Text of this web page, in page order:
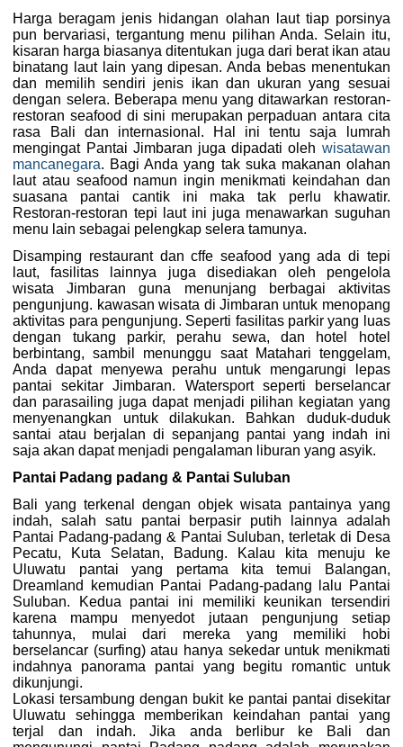
Harga beragam jenis hidangan olahan laut tiap porsinya
pun bervariasi, tergantung menu pilihan Anda. Selain itu,
kisaran harga biasanya ditentukan juga dari berat ikan atau
binatang laut lain yang dipesan. Anda bebas menentukan
dan memilih sendiri jenis ikan dan ukuran yang sesuai
dengan selera. Beberapa menu yang ditawarkan restoran-
restoran seafood di sini merupakan perpaduan antara cita
rasa Bali dan internasional. Hal ini tentu saja lumrah
mengingat Pantai Jimbaran juga dipadati oleh wisatawan
mancanegara. Bagi Anda yang tak suka makanan olahan
laut atau seafood namun ingin menikmati keindahan dan
suasana pantai cantik ini maka tak perlu khawatir.
Restoran-restoran tepi laut ini juga menawarkan suguhan
menu lain sebagai pelengkap selera tamunya.
Disamping restaurant dan cffe seafood yang ada di tepi
laut, fasilitas lainnya juga disediakan oleh pengelola
wisata Jimbaran guna menunjang berbagai aktivitas
pengunjung. kawasan wisata di Jimbaran untuk menopang
aktivitas para pengunjung. Seperti fasilitas parkir yang luas
dengan tukang parkir, perahu sewa, dan hotel hotel
berbintang, sambil menunggu saat Matahari tenggelam,
Anda dapat menyewa perahu untuk mengarungi lepas
pantai sekitar Jimbaran. Watersport seperti berselancar
dan parasailing juga dapat menjadi pilihan kegiatan yang
menyenangkan untuk dilakukan. Bahkan duduk-duduk
santai atau berjalan di sepanjang pantai yang indah ini
saja akan dapat menjadi pengalaman liburan yang asyik.
Pantai Padang padang & Pantai Suluban
Bali yang terkenal dengan objek wisata pantainya yang
indah, salah satu pantai berpasir putih lainnya adalah
Pantai Padang-padang & Pantai Suluban, terletak di Desa
Pecatu, Kuta Selatan, Badung. Kalau kita menuju ke
Uluwatu pantai yang pertama kita temui Balangan,
Dreamland kemudian Pantai Padang-padang lalu Pantai
Suluban. Kedua pantai ini memiliki keunikan tersendiri
karena mampu menyedot jutaan pengunjung setiap
tahunnya, mulai dari mereka yang memiliki hobi
berselancar (surfing) atau hanya sekedar untuk menikmati
indahnya panorama pantai yang begitu romantic untuk
dikunjungi.
Lokasi tersambung dengan bukit ke pantai pantai disekitar
Uluwatu sehingga memberikan keindahan pantai yang
terjal dan indah. Jika anda berlibur ke Bali dan